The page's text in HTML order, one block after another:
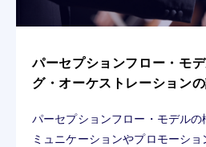
パーセプションフロー・モ
グ・オーケストレーションの
パーセプションフロー・モデル
ミュニケーションやプロモーシ